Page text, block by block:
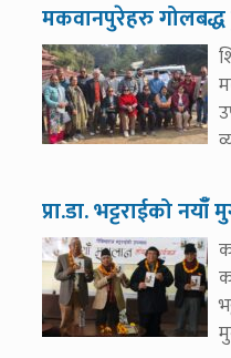
मकवानपुरेहरु
प्रा.डा. भट्टराईको